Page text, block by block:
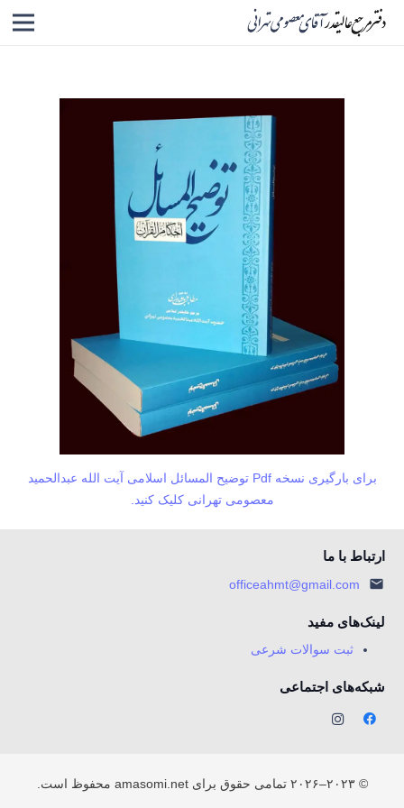
برای بارگیری نسخه Pdf توضیح المسائل اسلامی آیت الله عبدالحمید
معصومی تهرانی کلیک کنید.
ارتباط با ما
officeahmt@gmail.com
لینک‌های مفید
ثبت سوالات شرعی
شبکه‌های اجتماعی
© ۲۰۲۳–۲۰۲۶ تمامی حقوق برای amasomi.net محفوظ است.